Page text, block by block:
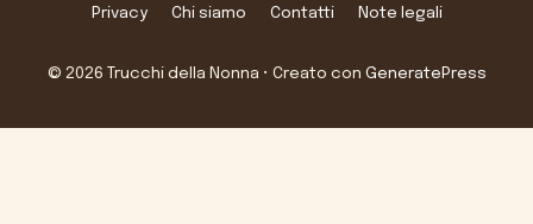
Privacy Chi siamo Contatti Note legali
© 2026 Trucchi della Nonna • Creato con GeneratePress